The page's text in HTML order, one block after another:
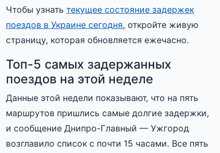
Чтобы узнать текущее состояние задержек
поездов в Украине сегодня, откройте живую
страницу, которая обновляется ежечасно.
Топ-5 самых задержанных
поездов на этой неделе
Данные этой недели показывают, что на пять
маршрутов пришлись самые долгие задержки,
и сообщение Днипро-Главный — Ужгород
возглавило список с почти 15 часами. Все пять